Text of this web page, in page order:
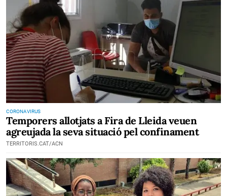
CORONAVIRUS
Temporers allotjats a Fira de Lleida veuen
agreujada la seva situació pel confinament
TERRITORIS.CAT/ACN